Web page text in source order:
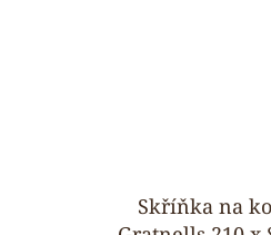
Skříňka na